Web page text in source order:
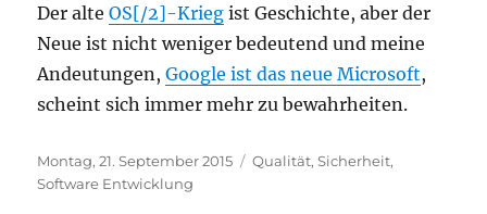
Der alteOS[/2]-Krieg ist Geschichte, aber der
Neue ist nicht weniger bedeutend und meine
Andeutungen,Google ist das neue Microsoft,
scheint sich immer mehr zu bewahrheiten.
Veröffentlicht
am
Montag, 21. September 2015 Kategorien
Qualität,Sicherheit,
Software Entwicklung